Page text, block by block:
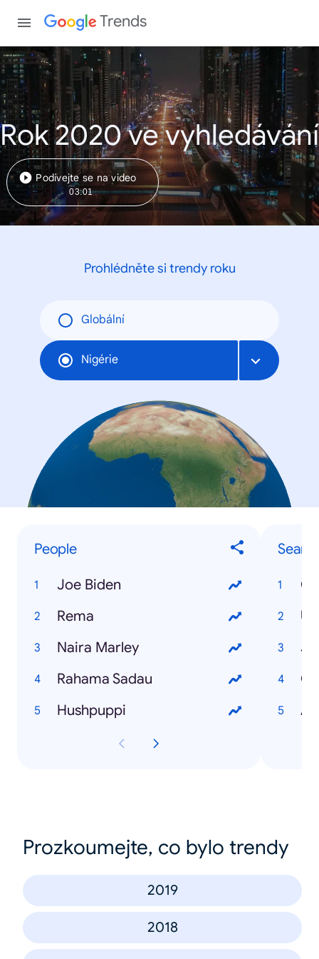
Trends
Rok 2020 ve vyhledávání
Podívejte se na video
03:01
Prohlédněte si trendy roku
Globální
Nigérie
People
Joe Biden
Rema
Naira Marley
Rahama Sadau
Hushpuppi
Prozkoumejte, co bylo trendy
2019
2018